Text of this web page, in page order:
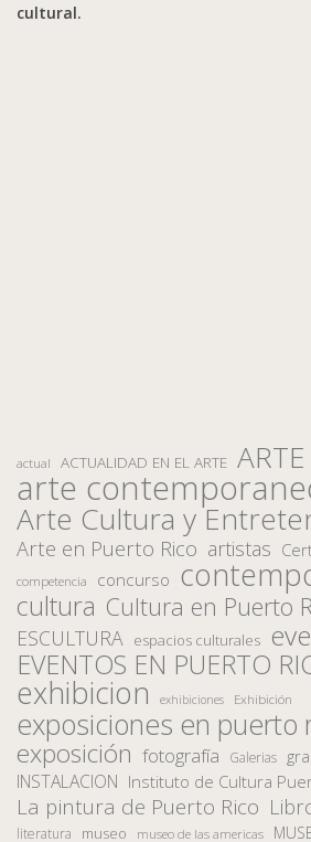
cultural.
actual ACTUALIDAD EN EL ARTE ARTE
arte
Arte Cultura y
Arte en Puerto Rico artistas
competencia concurso
cultura Cultura en Puerto
ESCULTURA espacios culturales
EVENTOS EN PUERTO
exhibicion exhibiciones Exhibición
exposiciones en puerto
exposición fotografía Galerias
INSTALACION Instituto de Cultura
La pintura de Puerto Rico
literatura museo museo de las americas